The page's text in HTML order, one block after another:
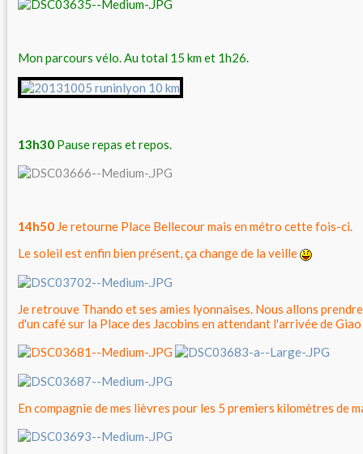
Mon parcours vélo. Au total 15 km et 1h26.
13h30 Pause repas et repos.
14h50 Je retourne Place Bellecour mais en métro cette fois-ci.
Le soleil est enfin bien présent, ça change de la veille
Je retrouve Thando et ses amies lyonnaises. Nous allons
d'un café sur la Place des Jacobins en attendant l'arrivée de Giao
En compagnie de mes lièvres pour les 5 premiers kilomètres de